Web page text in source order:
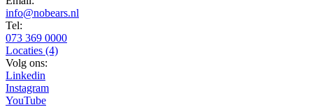
info@nobears.nl
Tel:
073 369 0000
Locaties (4)
Volg ons:
Linkedin
Instagram
YouTube